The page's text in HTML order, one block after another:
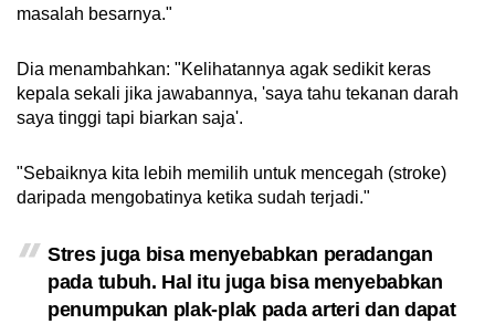
masalah besarnya."
Dia menambahkan: "Kelihatannya agak sedikit keras
kepala sekali jika jawabannya, 'saya tahu tekanan darah
saya tinggi tapi biarkan saja'.
"Sebaiknya kita lebih memilih untuk mencegah (stroke)
daripada mengobatinya ketika sudah terjadi."
Stres juga bisa menyebabkan peradangan
pada tubuh. Hal itu juga bisa menyebabkan
penumpukan plak-plak pada arteri dan dapat